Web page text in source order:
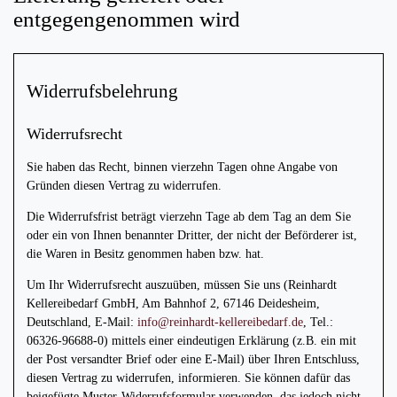
entgegengenommen wird
Widerrufsbelehrung
Widerrufsrecht
Sie haben das Recht, binnen vierzehn Tagen ohne Angabe von
Gründen diesen Vertrag zu widerrufen.
Die Widerrufsfrist beträgt vierzehn Tage ab dem Tag an dem Sie
oder ein von Ihnen benannter Dritter, der nicht der Beförderer ist,
die Waren in Besitz genommen haben bzw. hat.
Um Ihr Widerrufsrecht auszuüben, müssen Sie uns (Reinhardt
Kellereibedarf GmbH, Am Bahnhof 2, 67146 Deidesheim,
Deutschland, E-Mail: info@reinhardt-kellereibedarf.de, Tel.:
06326-96688-0) mittels einer eindeutigen Erklärung (z.B. ein mit
der Post versandter Brief oder eine E-Mail) über Ihren Entschluss,
diesen Vertrag zu widerrufen, informieren. Sie können dafür das